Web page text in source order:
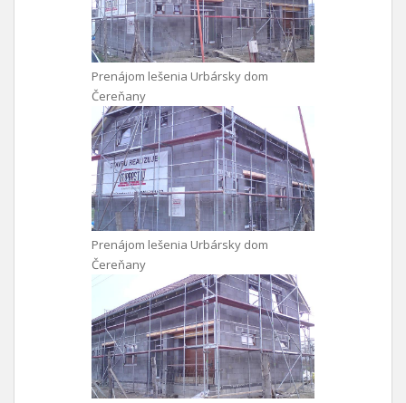
Prenájom lešenia Urbársky dom
Čereňany
Prenájom lešenia Urbársky dom
Čereňany